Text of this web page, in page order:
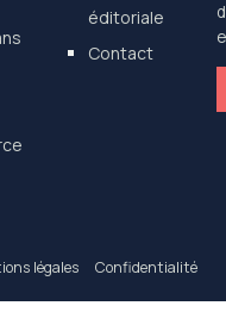
éditoriale
Contact
légales Confidentialité